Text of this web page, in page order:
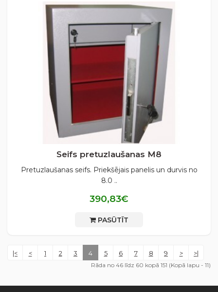
Seifs pretuzlaušanas М8
Pretuzlaušanas seifs. Priekšējais panelis un durvis no
8.0 ..
390,83€
PASŪTĪT
|< < 1 2 3 4 5 6 7 8 9 > >|
Rāda no 46 līdz 60 kopā 151 (Kopā lapu - 11)